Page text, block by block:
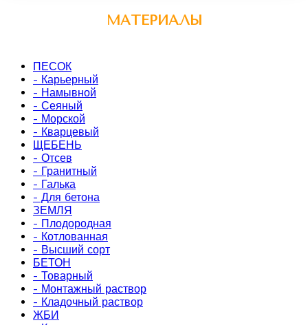
МАТЕРИАЛЫ
ПЕСОК
- Карьерный
- Намывной
- Сеяный
- Морской
- Кварцевый
ЩЕБЕНЬ
- Отсев
- Гранитный
- Галька
- Для бетона
ЗЕМЛЯ
- Плодородная
- Котлованная
- Высший сорт
БЕТОН
- Товарный
- Монтажный раствор
- Кладочный раствор
ЖБИ